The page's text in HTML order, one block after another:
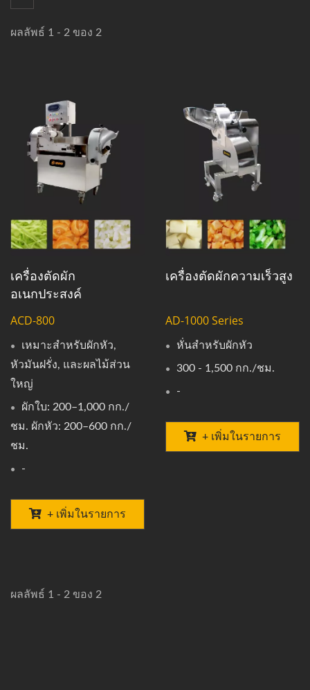
ผลลัพธ์ 1 - 2 ของ 2
เครื่องตัดผัก
อเนกประสงค์
ACD-800
เหมาะสำหรับผักหัว,
หัวมันฝรั่ง, และผลไม้ส่วน
ใหญ่
ผักใบ: 200–1,000 กก./
ชม. ผักหัว: 200–600 กก./
ชม.
-
+ เพิ่มในรายการ
เครื่องตัดผักความเร็วสูง
AD-1000 Series
หั่นสำหรับผักหัว
300 - 1,500 กก./ชม.
-
+ เพิ่มในรายการ
ผลลัพธ์ 1 - 2 ของ 2